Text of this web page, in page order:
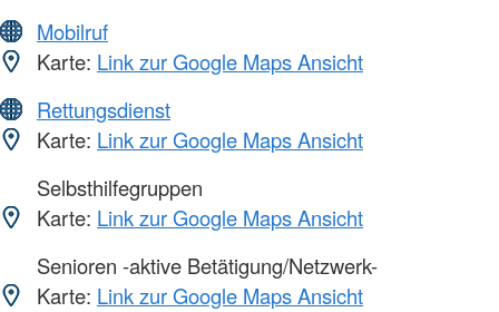
Mobilruf
Karte: Link zur Google Maps Ansicht
Rettungsdienst
Karte: Link zur Google Maps Ansicht
Selbsthilfegruppen
Karte: Link zur Google Maps Ansicht
Senioren -aktive Betätigung/Netzwerk-
Karte: Link zur Google Maps Ansicht